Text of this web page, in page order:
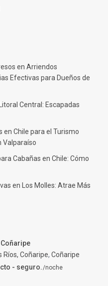
en Arriendos
Efectivas para Dueños de
Central: Escapadas
en Chile para el Turismo
Valparaíso
Cabañas en Chile: Cómo
en Los Molles: Atrae Más
Ríos, Coñaripe, Coñaripe
- seguro./noche